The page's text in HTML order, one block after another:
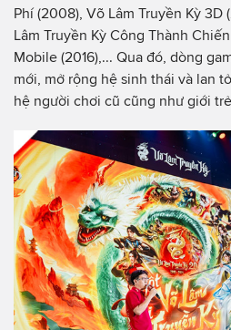
Phí (2008), Võ Lâm Truyền Kỳ 3D
Lâm Truyền Kỳ Công Thành
Mobile (2016),... Qua đó, dòng
mới, mở rộng hệ sinh thái và lan
hệ người chơi cũ cũng như giới